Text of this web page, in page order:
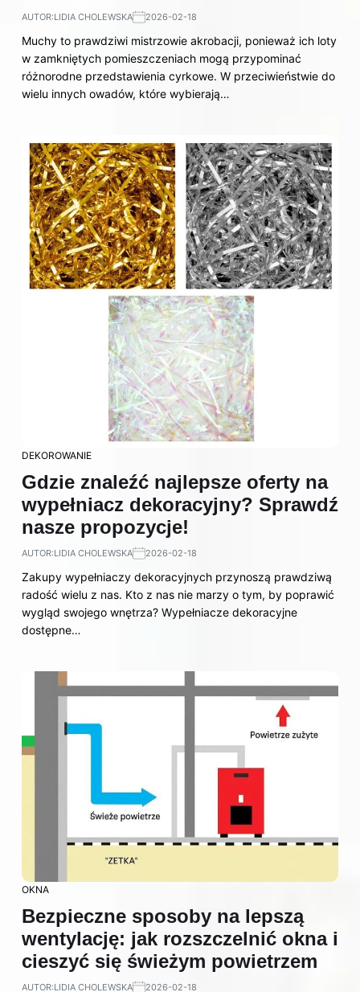
AUTOR:LIDIA CHOLEWSKA 2026-02-18
Muchy to prawdziwi mistrzowie akrobacji, ponieważ ich loty
w zamkniętych pomieszczeniach mogą przypominać
różnorodne przedstawienia cyrkowe. W przeciwieństwie do
wielu innych owadów, które wybierają…
DEKOROWANIE
Gdzie znaleźć najlepsze oferty na
wypełniacz dekoracyjny? Sprawdź
nasze propozycje!
AUTOR:LIDIA CHOLEWSKA 2026-02-18
Zakupy wypełniaczy dekoracyjnych przynoszą prawdziwą
radość wielu z nas. Kto z nas nie marzy o tym, by poprawić
wygląd swojego wnętrza? Wypełniacze dekoracyjne
dostępne…
OKNA
Bezpieczne sposoby na lepszą
wentylację: jak rozszczelnić okna i
cieszyć się świeżym powietrzem
AUTOR:LIDIA CHOLEWSKA 2026-02-18